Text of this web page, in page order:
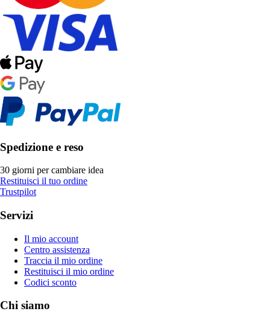
Spedizione e reso
30 giorni per cambiare idea
Restituisci il tuo ordine
Trustpilot
Servizi
Il mio account
Centro assistenza
Traccia il mio ordine
Restituisci il mio ordine
Codici sconto
Chi siamo